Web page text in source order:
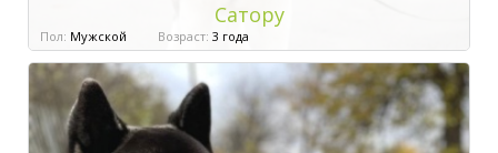
Сатору
Пол: Мужской Возраст: 3 года